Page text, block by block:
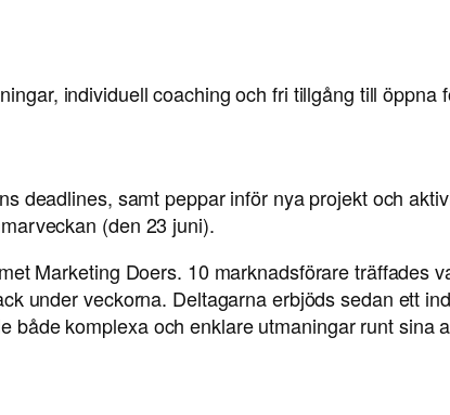
individuell coaching och fri tillgång till öppna
deadlines, samt peppar inför nya projekt och
(den 23 juni).
Marketing Doers. 10 marknadsförare träffades
under veckorna. Deltagarna erbjöds sedan ett
komplexa och enklare utmaningar runt sina